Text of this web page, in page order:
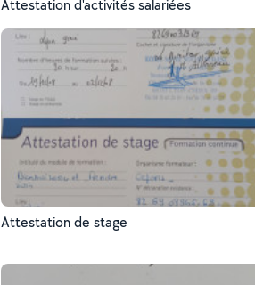
Attestation d'activités salariées
Attestation de stage